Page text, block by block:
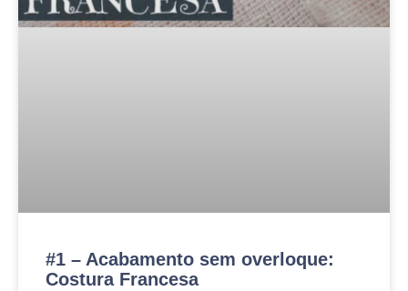
#1 – Acabamento sem overloque:
Costura Francesa